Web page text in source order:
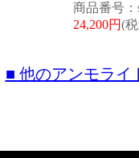
商品番号：
24,200円(
■ 他のアンモライ